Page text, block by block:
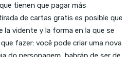
tienen que pagar más
de cartas gratis es posible que
la vidente y la forma en la que se
fazer: você pode criar uma nova